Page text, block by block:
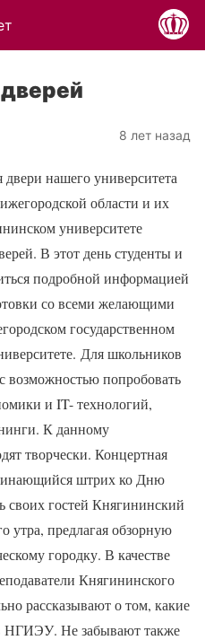
8 лет назад
нашего университета
области и их
университете
В этот день студенты и
подробной информацией
со всеми желающими
государственном
Для школьников
возможностью попробовать
и IT- технологий,
К данному
творчески. Концертная
штрих ко Дню
своих гостей Княгининский
утра, предлагая обзорную
городку. В качестве
Княгининского
рассказывают о том, какие
НГИЭУ. Не забывают также